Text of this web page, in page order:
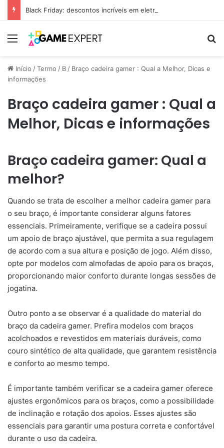
Black Friday: descontos incríveis em eletrônicos
Menu
Início /Termo / B / Braço cadeira gamer : Qual a Melhor, Dicas e
informações
Braço cadeira gamer : Qual a
Melhor, Dicas e informações
Braço cadeira gamer: Qual a
melhor?
Quando se trata de escolher a melhor cadeira gamer para
o seu braço, é importante considerar alguns fatores
essenciais. Primeiramente, verifique se a cadeira possui
um apoio de braço ajustável, que permita a sua regulagem
de acordo com a sua altura e posição de jogo. Além disso,
opte por modelos com almofadas de apoio para os braços,
proporcionando maior conforto durante longas sessões de
jogatina.
Outro ponto a se observar é a qualidade do material do
braço da cadeira gamer. Prefira modelos com braços
acolchoados e revestidos em materiais duráveis, como
couro sintético de alta qualidade, que garantem resistência
e conforto ao mesmo tempo.
É importante também verificar se a cadeira gamer oferece
ajustes ergonômicos para os braços, como a possibilidade
de inclinação e rotação dos apoios. Esses ajustes são
essenciais para garantir uma postura correta e confortável
durante o uso da cadeira.